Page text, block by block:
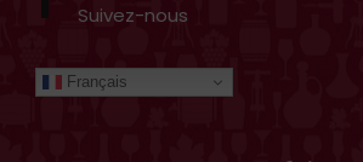
Suivez-nous
Français